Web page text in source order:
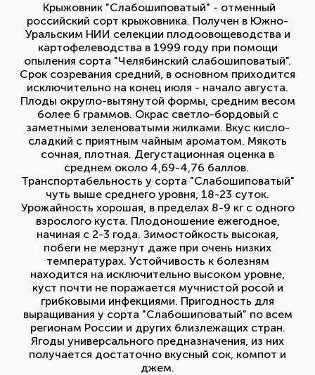
Крыжовник "Слабошиповатый" - отменный
российский сорт крыжовника. Получен в Южно-
Уральским НИИ селекции плодоовощеводства и
картофелеводства в 1999 году при помощи
опыления сорта "Челябинский слабошиповатый".
Срок созревания средний, в основном приходится
исключительно на конец июля - начало августа.
Плоды округло-вытянутой формы, средним весом
более 6 граммов. Окрас светло-бордовый с
заметными зеленоватыми жилками. Вкус кисло-
сладкий с приятным чайным ароматом. Мякоть
сочная, плотная. Дегустационная оценка в
среднем около 4,69-4,76 баллов.
Транспортабельность у сорта "Слабошиповатый"
чуть выше среднего уровня, 18-23 суток.
Урожайность хорошая, в пределах 8-9 кг с одного
взрослого куста. Плодоношение ежегодное,
начиная с 2-3 года. Зимостойкость высокая,
побеги не мерзнут даже при очень низких
температурах. Устойчивость к болезням
находится на исключительно высоком уровне,
куст почти не поражается мучнистой росой и
грибковыми инфекциями. Пригодность для
выращивания у сорта "Слабошиповатый" по всем
регионам России и других близлежащих стран.
Ягоды универсального предназначения, из них
получается достаточно вкусный сок, компот и
джем.